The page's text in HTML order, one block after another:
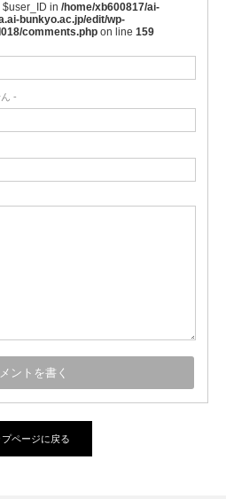
$user_ID in /home/xb600817/ai-
bunkyo.ac.jp/edit/wp-
comments.php on line 159
-
プページに戻る